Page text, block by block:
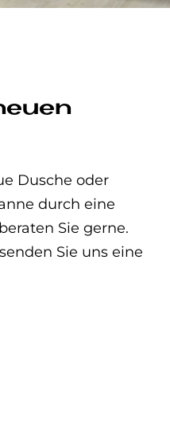
Dusche oder
durch eine
Sie gerne.
Sie uns eine